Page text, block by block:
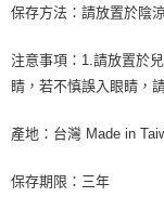
保存方法：請放置於陰
注意事項：1.請放置於
睛，若不慎誤入眼睛，
產地：台灣 Made in
保存期限：三年